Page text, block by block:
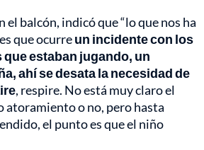
el balcón, indicó que “lo que nos ha
que ocurreun incidente con los
estaban jugando, un
ahí se desata la necesidad de
, respire. No está muy claro el
atoramiento o no, pero hasta
el punto es que el niño